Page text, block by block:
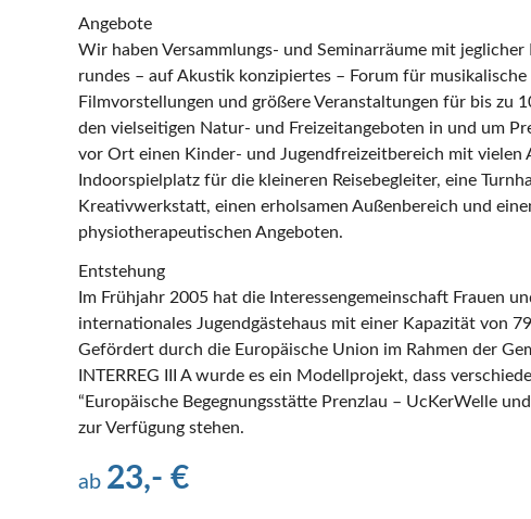
Angebote
Wir haben Versammlungs- und Seminarräume mit
rundes – auf Akustik konzipiertes – Forum für musikalische
Filmvorstellungen und größere Veranstaltungen für bis zu
den vielseitigen Natur- und Freizeitangeboten in und um
vor Ort einen Kinder- und Jugendfreizeitbereich mit vielen
Indoorspielplatz für die kleineren Reisebegleiter, eine
Kreativwerkstatt, einen erholsamen Außenbereich und
physiotherapeutischen Angeboten.
Entstehung
Im Frühjahr 2005 hat die Interessengemeinschaft Frauen
internationales Jugendgästehaus mit einer Kapazität von
Gefördert durch die Europäische Union im Rahmen der
INTERREG III A wurde es ein Modellprojekt, dass
“Europäische Begegnungsstätte Prenzlau – UcKerWelle
zur Verfügung stehen.
ab 23,- €